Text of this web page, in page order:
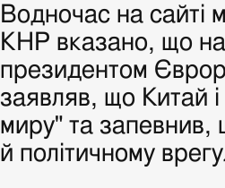
Водночас на сайті
КНР вказано, що на
президентом
заявляв, що Китай і
миру" та запевнив,
й політичному